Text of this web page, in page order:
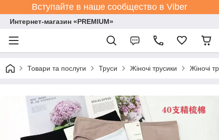
Вступайте в наше сообщество в Viber
Интернет-магазин «PREMIUM»
Товари та послуги Труси Жіночі трусики Жіночі